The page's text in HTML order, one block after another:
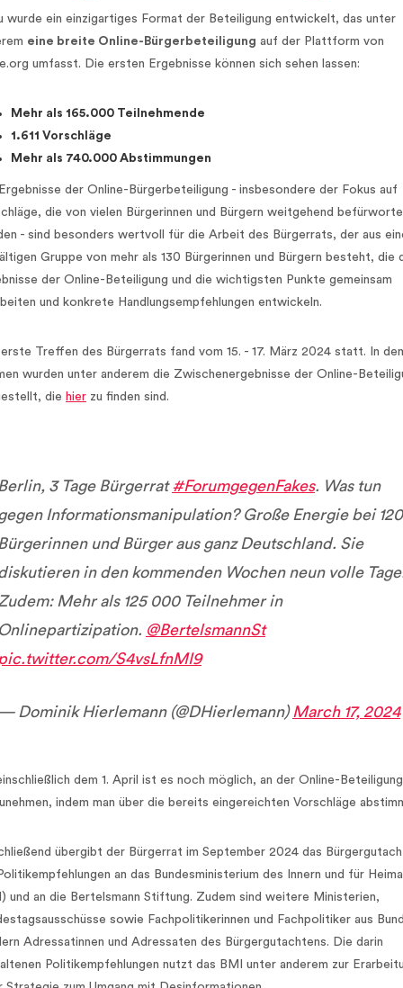
wurde ein einzigartiges Format der Beteiligung entwickelt, das unter
eine breite Online-Bürgerbeteiligung auf der Plattform von
umfasst. Die ersten Ergebnisse können sich sehen lassen:
Mehr als 165.000 Teilnehmende
1.611 Vorschläge
Mehr als 740.000 Abstimmungen
der Online-Bürgerbeteiligung - insbesondere der Fokus auf
die von vielen Bürgerinnen und Bürgern weitgehend
- sind besonders wertvoll für die Arbeit des Bürgerrats, der aus
Gruppe von mehr als 130 Bürgerinnen und Bürgern besteht, die
der Online-Beteiligung und die wichtigsten Punkte gemeinsam
und konkrete Handlungsempfehlungen entwickeln.
Treffen des Bürgerrats fand vom 15. - 17. März 2024 statt. In
wurden unter anderem die Zwischenergebnisse der Online-
die hier zu finden sind.
3 Tage Bürgerrat#ForumgegenFakes. Was tun
Informationsmanipulation? Große Energie bei 120
und Bürger aus ganz Deutschland. Sie
in den kommenden Wochen neun volle
Mehr als 125 000 Teilnehmer in
@BertelsmannSt
S4vsLfnMI9
Dominik Hierlemann (@DHierlemann) March 17, 2024
dem 1. April ist es noch möglich, an der Online-Beteiligung
indem man über die bereits eingereichten Vorschläge
übergibt der Bürgerrat im September 2024 das
an das Bundesministerium des Innern und für
und an die Bertelsmann Stiftung. Zudem sind weitere Ministerien,
sowie Fachpolitikerinnen und Fachpolitiker aus
Adressatinnen und Adressaten des Bürgergutachtens. Die darin
Politikempfehlungen nutzt das BMI unter anderem zur